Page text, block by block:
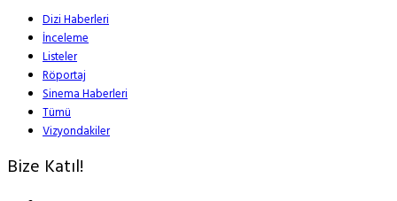
Dizi Haberleri
İnceleme
Listeler
Röportaj
Sinema Haberleri
Tümü
Vizyondakiler
Bize Katıl!